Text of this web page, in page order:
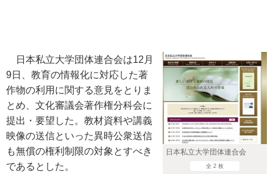
日本私立大学団体連合会
全 2 枚
日本私立大学団体連合会は12月
9日、教育の情報化に対応した著
作物の利用に関する意見をとりま
とめ、文化審議会著作権分科会に
提出・要望した。教材資料や講義
映像の送信といった異時公衆送信
も無償の権利制限の対象とすべき
であるとした。